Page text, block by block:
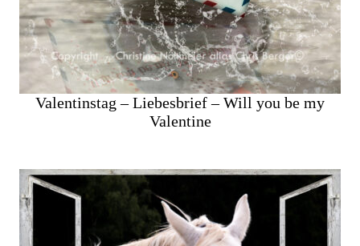
Valentinstag – Liebesbrief – Will you be my
Valentine